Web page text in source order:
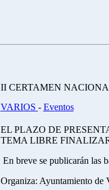
II CERTAMEN
VARIOS - Eventos
EL PLAZO DE
TEMA LIBRE
En breve se publicarán las
Organiza: Ayuntamiento de